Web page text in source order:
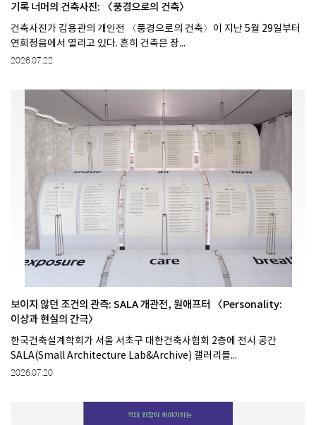
기록 너머의 건축사진: 〈풍경으로의 건축〉
건축사진가 김용관의 개인전 〈풍경으로의 건축〉이 지난 5월 29일부터
연희정음에서 열리고 있다. 흔히 건축은 장...
2026.07.22
보이지 않던 조건의 관측: SALA 개관전, 원애프터 〈Personality:
이상과 현실의 간극〉
한국건축설계학회가 서울 서초구 대한건축사협회 2층에 전시 공간
SALA(Small Architecture Lab&Archive) 갤러리를...
2026.07.20